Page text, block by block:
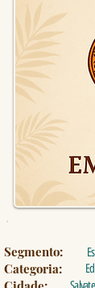
Segmento:
Categoria: